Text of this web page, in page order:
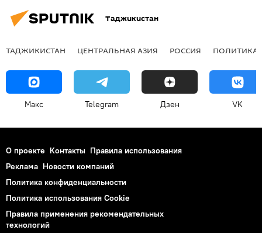
Таджикистан
ТАДЖИКИСТАН ЦЕНТРАЛЬНАЯ АЗИЯ РОССИЯ ПОЛИТИКА
Макс Telegram Дзен VK
О проекте Контакты Правила использования
Реклама Новости компаний
Политика конфиденциальности
Политика использования Cookie
Правила применения рекомендательных
технологий